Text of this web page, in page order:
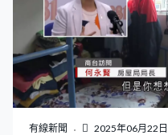
的衞生條件、基本的居住
分間單位不受《簡樸房條
法，因為我覺得很貼民情
學生、賺一點，他自己在
自己在這裏住、一個學生
住在這裏，有時有第二種
間單位供應減少，導致租
有線新聞 2025年06月22日